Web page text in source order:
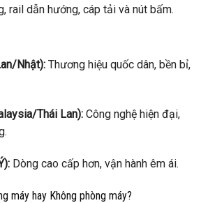
rail dẫn hướng, cáp tải và nút bấm.
Nhật):Thương hiệu quốc dân, bền bỉ,
Thái Lan):Công nghệ hiện đại,
Dòng cao cấp hơn, vận hành êm ái.
máy hay Không phòng máy?